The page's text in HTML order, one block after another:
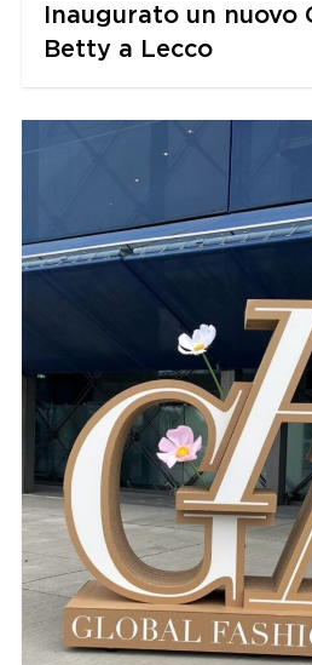
Inaugurato un nuovo
Betty a Lecco